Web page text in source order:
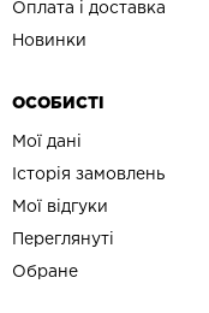
Оплата і доставка
Новинки
ОСОБИСТІ
Мої дані
Історія замовлень
Мої відгуки
Переглянуті
Обране